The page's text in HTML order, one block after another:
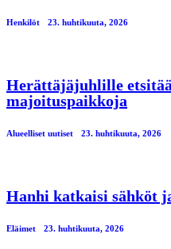
Henkilöt 23. huhtikuuta, 2026
Herättäjäjuhlille
majoituspaikkoja
Alueelliset uutiset 23. huhtikuuta, 2026
Hanhi katkaisi sähköt
Eläimet 23. huhtikuuta, 2026